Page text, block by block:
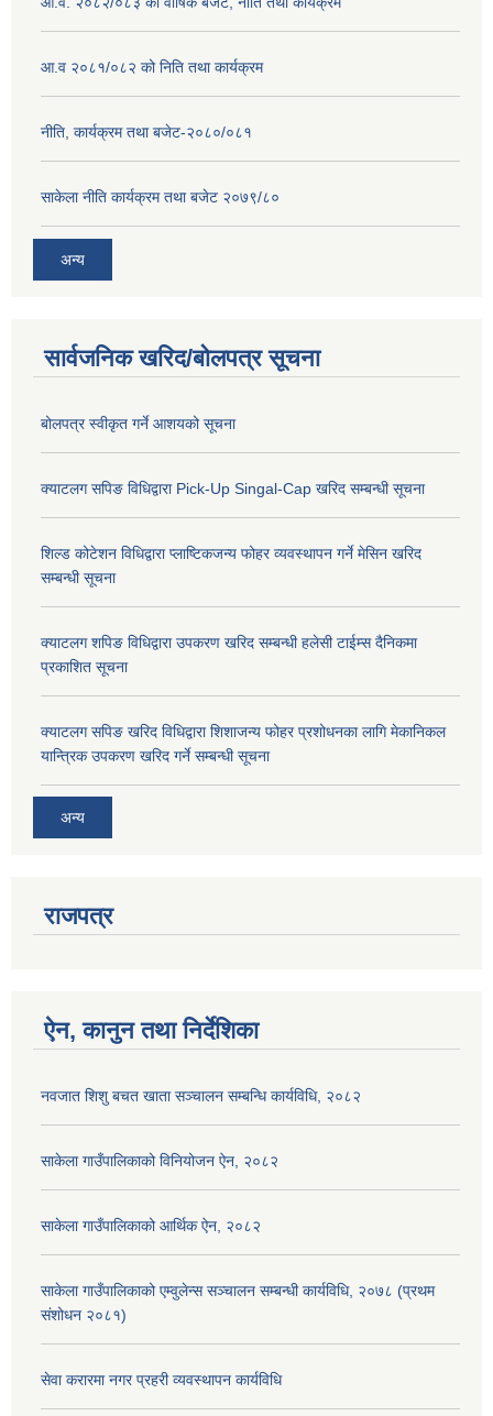
आ.व २०८१/०८२ को निति तथा कार्यक्रम
नीति, कार्यक्रम तथा बजेट-२०८०/०८१
साकेला नीति कार्यक्रम तथा बजेट २०७९/८०
अन्य
सार्वजनिक खरिद/बोलपत्र सूचना
बोलपत्र स्वीकृत गर्ने आशयको सूचना
क्याटलग सपिङ विधिद्वारा Pick-Up Singal-Cap खरिद सम्बन्धी सूचना
शिल्ड कोटेशन विधिद्वारा प्लाष्टिकजन्य फोहर व्यवस्थापन गर्ने मेसिन खरिद
सम्बन्धी सूचना
क्याटलग शपिङ विधिद्वारा उपकरण खरिद सम्बन्धी हलेसी टाईम्स दैनिकमा
प्रकाशित सूचना
क्याटलग सपिङ खरिद विधिद्वारा शिशाजन्य फोहर प्रशोधनका लागि मेकानिकल
यान्त्रिक उपकरण खरिद गर्ने सम्बन्धी सूचना
अन्य
राजपत्र
ऐन, कानुन तथा निर्देशिका
नवजात शिशु बचत खाता सञ्चालन सम्बन्धि कार्यविधि, २०८२
साकेला गाउँपालिकाको विनियोजन ऐन, २०८२
साकेला गाउँपालिकाको आर्थिक ऐन, २०८२
साकेला गाउँपालिकाको एम्वुलेन्स सञ्चालन सम्बन्धी कार्यविधि, २०७८ (प्रथम
संशोधन २०८१)
सेवा करारमा नगर प्रहरी व्यवस्थापन कार्यविधि